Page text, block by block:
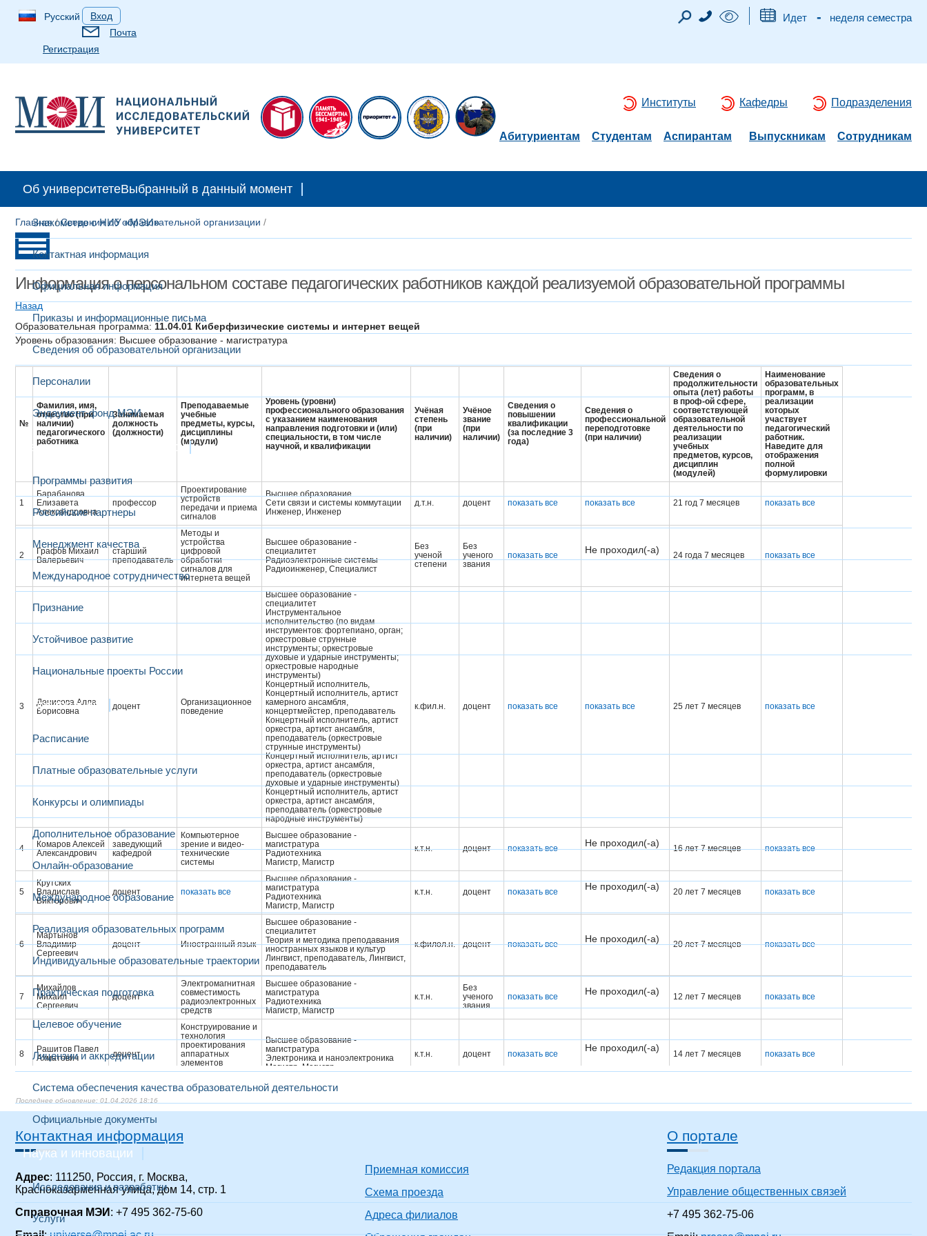
Русский
Вход
Почта
Регистрация
Идет - неделя семестра
Институты Кафедры Подразделения
Абитуриентам Студентам Аспирантам Выпускникам Сотрудникам
Об университетеВыбранный в данный момент
Знакомство с НИУ «МЭИ»
Контактная информация
Официальная информация
Приказы и информационные письма
Сведения об образовательной организации
Персоналии
Эндаумент-фонд МЭИ
Развитие и сотрудничество
Программы развития
Российские партнеры
Менеджмент качества
Международное сотрудничество
Признание
Устойчивое развитие
Национальные проекты России
Образование
Расписание
Платные образовательные услуги
Конкурсы и олимпиады
Дополнительное образование
Онлайн-образование
Международное образование
Реализация образовательных программ
Индивидуальные образовательные траектории
Практическая подготовка
Целевое обучение
Лицензии и аккредитации
Система обеспечения качества образовательной деятельности
Официальные документы
Наука и инновации
Исследования и разработки
Услуги
Главная/Сведения об образовательной организации /
Информация о персональном составе педагогических работников каждой реализуемой образовательной программы
Назад
Образовательная программа: 11.04.01 Киберфизические системы и интернет вещей
Уровень образования: Высшее образование - магистратура
№
Фамилия, имя,
отчество (при
наличии)
педагогического
работника
Занимаемая
должность
(должности)
Преподаваемые
учебные
предметы, курсы,
дисциплины
(модули)
Уровень (уровни)
профессионального образования
с указанием наименования
направления подготовки и (или)
специальности, в том числе
научной, и квалификации
Учёная
степень
(при
наличии)
Учёное
звание
(при
наличии)
Сведения о
повышении
квалификации
(за последние 3
года)
Сведения о
профессиональной
переподготовке
(при наличии)
Сведения о
продолжительности
опыта (лет) работы
в проф-ой сфере,
соответствующей
образовательной
деятельности по
реализации
учебных
предметов, курсов,
дисциплин
(модулей)
Наименование
образовательных
программ, в
реализации
которых
участвует
педагогический
работник.
Наведите для
отображения
полной
формулировки
1
Барабанова
Елизавета
Александровна
профессор
Проектирование
устройств
передачи и приема
сигналов
Высшее образование
Сети связи и системы коммутации
Инженер, Инженер
д.т.н. доцент показать все показать все 21 год 7 месяцев показать все
2
Графов Михаил
Валерьевич
старший
преподаватель
Методы и
устройства
цифровой
обработки
сигналов для
интернета вещей
Высшее образование -
специалитет
Радиоэлектронные системы
Радиоинженер, Cпециалист
Без
ученой
степени
Без
ученого
звания
показать все Не проходил(-а) 24 года 7 месяцев показать все
3
Денисова Алла
Борисовна
доцент
Организационное
поведение
Высшее образование -
специалитет
Инструментальное
исполнительство (по видам
инструментов: фортепиано, орган;
оркестровые струнные
инструменты; оркестровые
духовые и ударные инструменты;
оркестровые народные
инструменты)
Концертный исполнитель,
Концертный исполнитель, артист
камерного ансамбля,
концертмейстер, преподаватель
Концертный исполнитель, артист
оркестра, артист ансамбля,
преподаватель (оркестровые
струнные инструменты)
Концертный исполнитель, артист
оркестра, артист ансамбля,
преподаватель (оркестровые
духовые и ударные инструменты)
Концертный исполнитель, артист
оркестра, артист ансамбля,
преподаватель (оркестровые
народные инструменты)
к.фил.н. доцент показать все показать все 25 лет 7 месяцев показать все
4
Комаров Алексей
Александрович
заведующий
кафедрой
Компьютерное
зрение и видео-
технические
системы
Высшее образование -
магистратура
Радиотехника
Магистр, Магистр
к.т.н. доцент показать все Не проходил(-а) 16 лет 7 месяцев показать все
5
Крутских
Владислав
Викторович
доцент показать все
Высшее образование -
магистратура
Радиотехника
Магистр, Магистр
к.т.н. доцент показать все Не проходил(-а) 20 лет 7 месяцев показать все
6
Мартынов
Владимир
Сергеевич
доцент Иностранный язык
Высшее образование -
специалитет
Теория и методика преподавания
иностранных языков и культур
Лингвист, преподаватель, Лингвист,
преподаватель
к.филол.н. доцент показать все Не проходил(-а) 20 лет 7 месяцев показать все
7
Михайлов
Михаил
Сергеевич
доцент
Электромагнитная
совместимость
радиоэлектронных
средств
Высшее образование -
магистратура
Радиотехника
Магистр, Магистр
к.т.н.
Без
ученого
звания
показать все Не проходил(-а) 12 лет 7 месяцев показать все
8
Рашитов Павел
Ахматович
доцент
Конструирование и
технология
проектирования
аппаратных
элементов
киберфизических
Высшее образование -
магистратура
Электроника и наноэлектроника
Магистр, Магистр
к.т.н. доцент показать все
Не проходил(-а)
14 лет 7 месяцев показать все
9
Сазонова
Людмила
Тимофеевна
доцент
Инженер конструктор-технолог,
компьютера с
33 года 7 месяцев
01.04.2026 18:16
Контактная информация
Адрес: 111250, Россия, г. Москва,
Красноказарменная улица, дом 14, стр. 1
Справочная МЭИ : +7 495 362-75-60
Приемная комиссия
Схема проезда
Адреса филиалов
О портале
Редакция портала
Управление общественных связей
+7 495 362-75-06